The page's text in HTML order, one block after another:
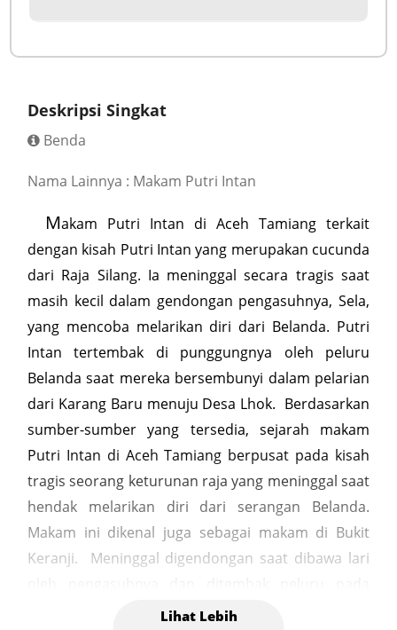
Deskripsi Singkat
Benda
Nama Lainnya : Makam Putri Intan
Makam Putri Intan di Aceh Tamiang terkait
dengan kisah Putri Intan yang merupakan cucunda
dari Raja Silang. Ia meninggal secara tragis saat
masih kecil dalam gendongan pengasuhnya, Sela,
yang mencoba melarikan diri dari Belanda. Putri
Intan tertembak di punggungnya oleh peluru
Belanda saat mereka bersembunyi dalam pelarian
dari Karang Baru menuju Desa Lhok. Berdasarkan
sumber-sumber yang tersedia, sejarah makam
Putri Intan di Aceh Tamiang berpusat pada kisah
tragis seorang keturunan raja yang meninggal saat
hendak melarikan diri dari serangan Belanda.
Makam ini dikenal juga sebagai makam di Bukit
Keranji. Meninggal digendongan saat dibawa lari
bahagian punggung. Merupakan keturunan Raja